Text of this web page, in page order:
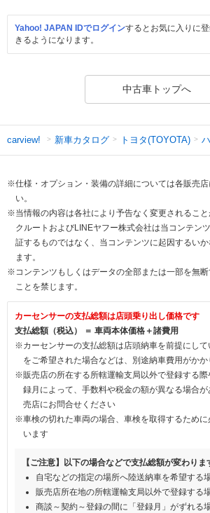
Yahoo! JAPAN IDでログインするとお気に入りに
きるようになります。
中古車トップへ
carview! 新車カタログ トヨタ(TOYOTA)
※仕様・オプション・装備の詳細については各販売
い。
※当情報の内容は各社により予告なく変更されること
クルートおよびLINEヤフー株式会社は当コンテン
証するものではなく、当コンテンツに起因するい
ます。
※コンテンツもしくはデータの全部または一部を無
ことを禁じます。
カーセンサーの支払総額は店頭乗り出し価格です
支払総額（税込） ＝ 車両本体価格＋諸費用
※カーセンサーの支払総額は店頭納車を前提にし
をご希望された場合などは、別途納車費用がかか
※販売店の所在する所轄運輸支局以外で登録する
録月によって、手数料や税金の額が異なる場合
売店にお問合せください
※車検の切れた車両の場合、車検を取得するために
います
【ご注意】以下の場合などで支払総額が変わりま
自宅などの指定の場所へ陸送納車を希望する
販売店所在地の所轄運輸支局以外で登録する
商談～契約～登録の間に「登録月」がずれる